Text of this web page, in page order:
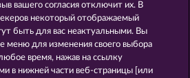
вашего согласия отключит их. В
некоторый отображаемый
быть для вас неактуальными. Вы
меню для изменения своего выбора
время, нажав на ссылку
в нижней части веб-страницы [или